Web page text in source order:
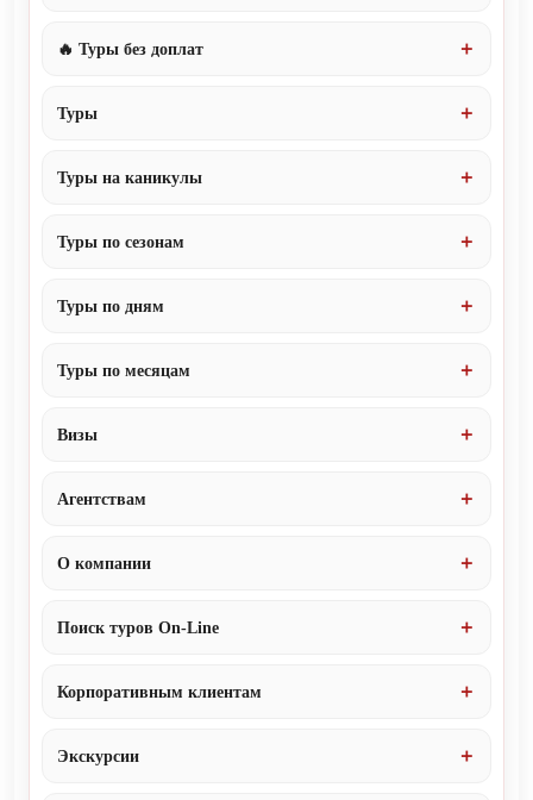
🔥 Туры без доплат
Туры
Туры на каникулы
Туры по сезонам
Туры по дням
Туры по месяцам
Визы
Агентствам
О компании
Поиск туров On-Line
Корпоративным клиентам
Экскурсии